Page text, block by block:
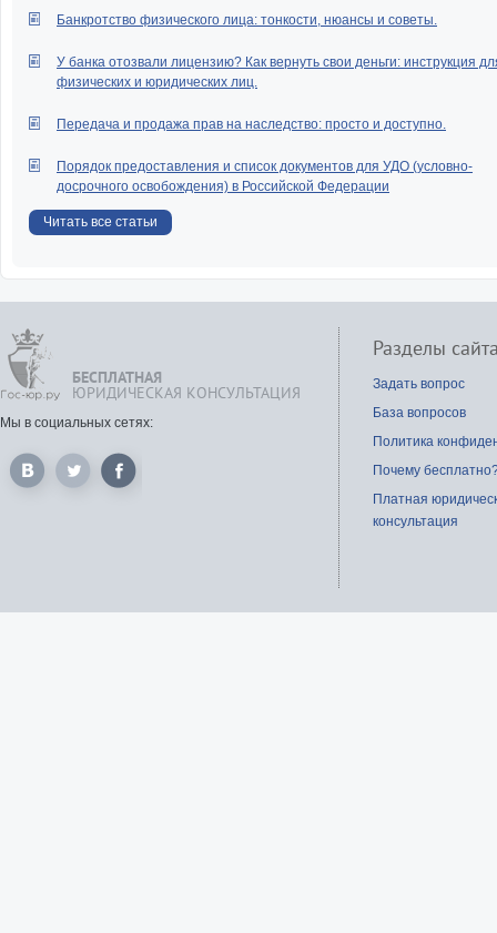
Банкротство физического лица: тонкости, нюансы и советы.
У банка отозвали лицензию? Как вернуть свои деньги: инструкция
физических и юридических лиц.
Передача и продажа прав на наследство: просто и доступно.
Порядок предоставления и список документов для УДО (условно-
досрочного освобождения) в Российской Федерации
Читать все статьи
БЕСПЛАТНАЯ
ЮРИДИЧЕСКАЯ КОНСУЛЬТАЦИЯ
Мы в социальных сетях:
Разделы
Задать вопрос
База вопросов
Политика
Почему
Платная
консультация